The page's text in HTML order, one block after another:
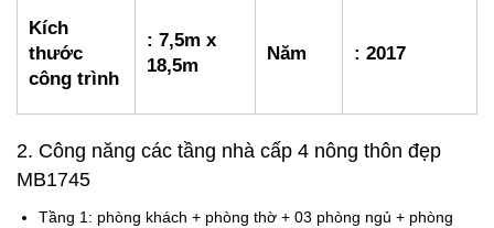
Kích
thước
công trình
: 7,5m x
18,5m
Năm : 2017
2. Công năng các tầng nhà cấp 4 nông thôn đẹp
MB1745
Tầng 1: phòng khách + phòng thờ + 03 phòng ngủ + phòng